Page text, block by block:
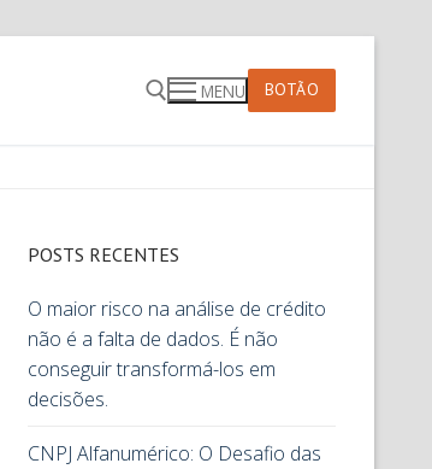
MENU BOTÃO
POSTS RECENTES
O maior risco na análise de crédito
não é a falta de dados. É não
conseguir transformá-los em
decisões.
CNPJ Alfanumérico: O Desafio das